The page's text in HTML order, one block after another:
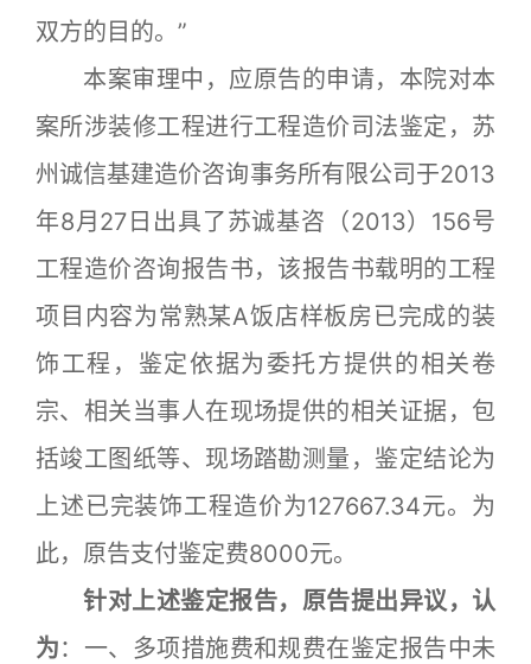
双方的目的。”
本案审理中，应原告的申请，本院对本
案所涉装修工程进行工程造价司法鉴定，苏
州诚信基建造价咨询事务所有限公司于2013
年8月27日出具了苏诚基咨（2013）156号
工程造价咨询报告书，该报告书载明的工程
项目内容为常熟某A饭店样板房已完成的装
饰工程，鉴定依据为委托方提供的相关卷
宗、相关当事人在现场提供的相关证据，包
括竣工图纸等、现场踏勘测量，鉴定结论为
上述已完装饰工程造价为127667.34元。为
此，原告支付鉴定费8000元。
针对上述鉴定报告，原告提出异议，认
为：一、多项措施费和规费在鉴定报告中未